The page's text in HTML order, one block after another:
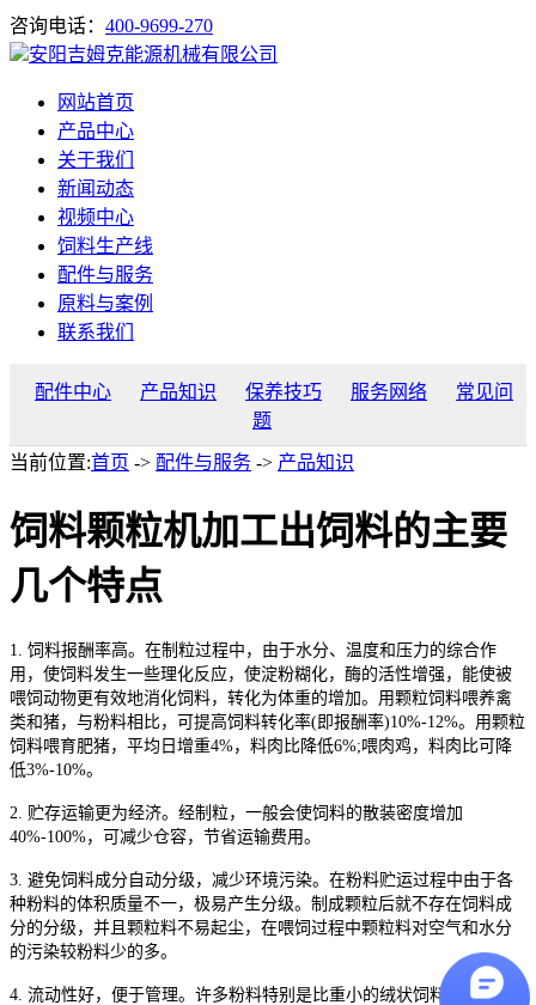
咨询电话： 400-9699-270
安阳吉姆克能源机械有限公司
网站首页
产品中心
关于我们
新闻动态
视频中心
饲料生产线
配件与服务
原料与案例
联系我们
配件中心 产品知识 保养技巧 服务网络
常见问
题
当前位置:首页 -> 配件与服务 -> 产品知识
饲料颗粒机加工出饲料的主要
几个特点
1. 饲料报酬率高。在制粒过程中，由于水分、温度和压力的综合作
用，使饲料发生一些理化反应，使淀粉糊化，酶的活性增强，能使被
喂饲动物更有效地消化饲料，转化为体重的增加。用颗粒饲料喂养禽
类和猪，与粉料相比，可提高饲料转化率(即报酬率)10%-12%。用颗粒
饲料喂育肥猪，平均日增重4%，料肉比降低6%;喂肉鸡，料肉比可降
低3%-10%。
2. 贮存运输更为经济。经制粒，一般会使饲料的散装密度增加
40%-100%，可减少仓容，节省运输费用。
3. 避免饲料成分自动分级，减少环境污染。在粉料贮运过程中由于各
种粉料的体积质量不一，极易产生分级。制成颗粒后就不存在饲料成
分的分级，并且颗粒料不易起尘，在喂饲过程中颗粒料对空气和水分
的污染较粉料少的多。
4. 流动性好，便于管理。许多粉料特别是比重小的绒状饲料，添加糖